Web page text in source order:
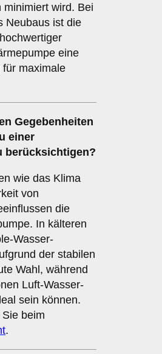
minimiert wird. Bei
Neubaus ist die
eine
für maximale
Gegebenheiten
einer
berücksichtigen?
wie das Klima
von
die
In kälteren
Wasser-
der stabilen
Wahl, während
Luft-Wasser-
sein können.
beim
.